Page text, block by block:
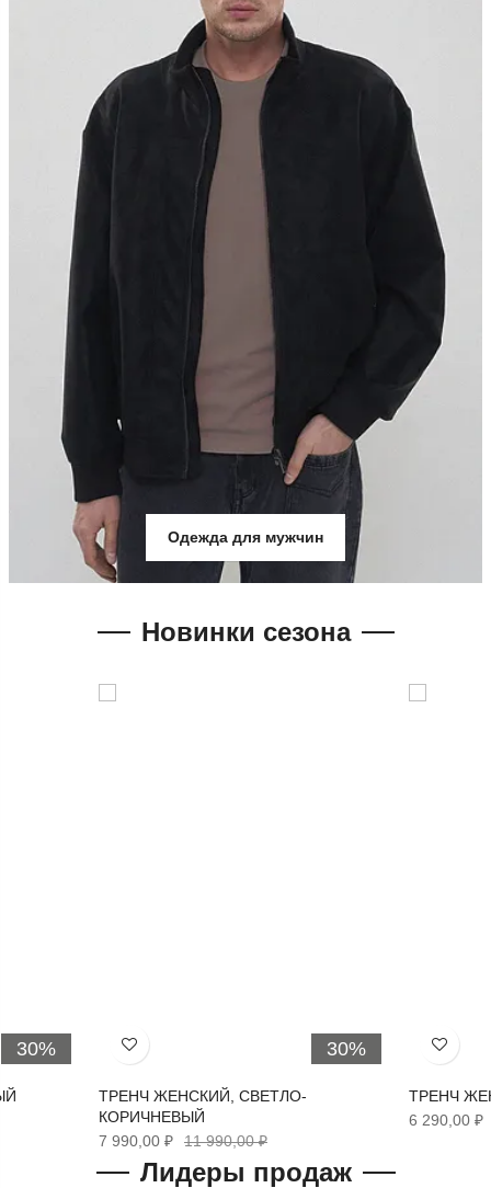
Одежда для мужчин
Новинки сезона
30% 30%
Хочу!
ТРЕНЧ ЖЕНСКИЙ, СВЕТЛО-
КОРИЧНЕВЫЙ
7 990,00 ₽
11 990,00 ₽
Хочу!
ТРЕНЧ
6 290,00 ₽
Лидеры продаж